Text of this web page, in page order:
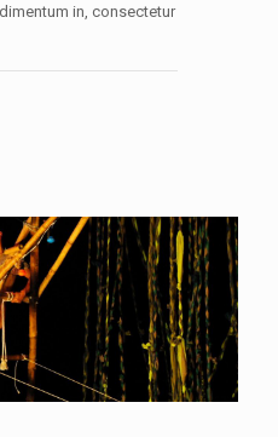
in, consectetur